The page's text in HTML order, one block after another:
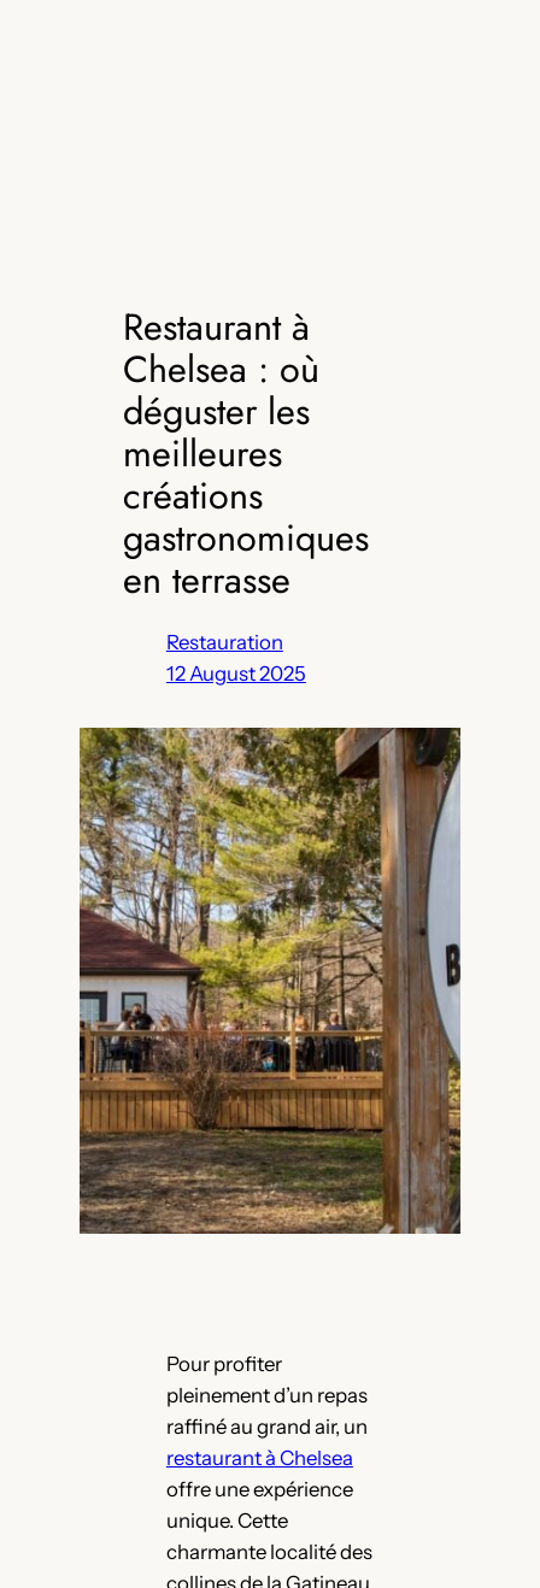
Restaurant à
Chelsea : où
déguster les
meilleures
créations
gastronomiques
en terrasse
Restauration
12 August 2025
Pour profiter
pleinement d’un repas
raffiné au grand air, un
restaurant à Chelsea
offre une expérience
unique. Cette
charmante localité des
collines de la Gatineau